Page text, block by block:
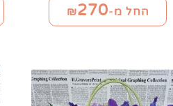
החל מ-₪270